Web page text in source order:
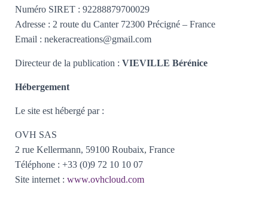
Numéro SIRET : 92288879700029
Adresse : 2 route du Canter 72300 Précigné – France
Email : nekeracreations@gmail.com
Directeur de la publication : VIEVILLE Bérénice
Hébergement
Le site est hébergé par :
OVH SAS
2 rue Kellermann, 59100 Roubaix, France
Téléphone : +33 (0)9 72 10 10 07
Site internet : www.ovhcloud.com